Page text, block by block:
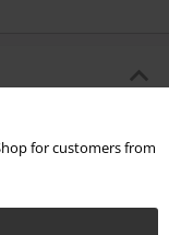
for customers from